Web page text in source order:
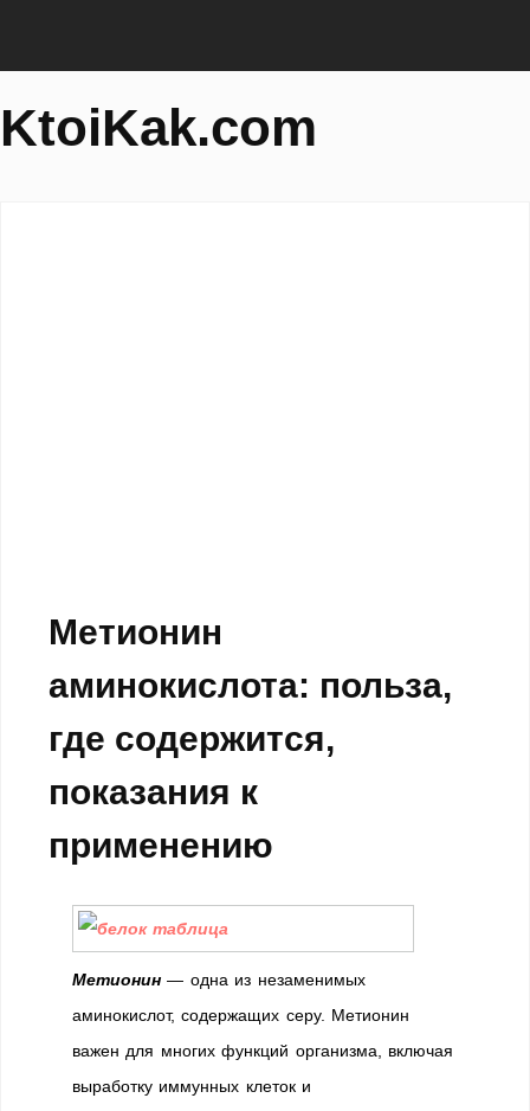
KtoiKak.com
Метионин
аминокислота: польза,
где содержится,
показания к
применению
Метионин — одна из незаменимых
аминокислот, содержащих серу. Метионин
важен для многих функций организма, включая
выработку иммунных клеток и